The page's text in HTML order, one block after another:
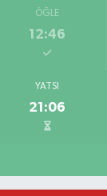
ÖĞLE
12:46
YATSI
21:06
2 otomobile
ücret